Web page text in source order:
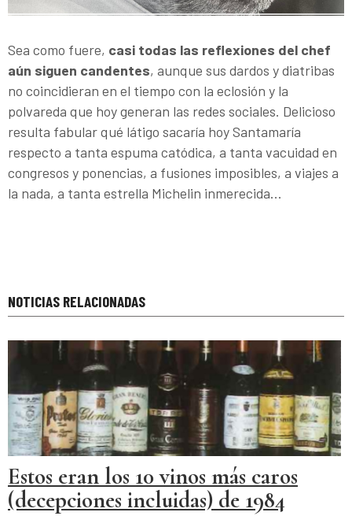
Sea como fuere, casi todas las reflexiones del chef
aún siguen candentes, aunque sus dardos y diatribas
no coincidieran en el tiempo con la eclosión y la
polvareda que hoy generan las redes sociales. Delicioso
resulta fabular qué látigo sacaría hoy Santamaría
respecto a tanta espuma catódica, a tanta vacuidad en
congresos y ponencias, a fusiones imposibles, a viajes a
la nada, a tanta estrella Michelin inmerecida...
NOTICIAS RELACIONADAS
Estos eran los 10 vinos más caros
(decepciones incluidas) de 1984